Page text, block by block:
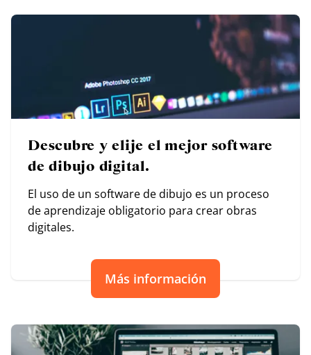
Descubre y elije el mejor software
de dibujo digital.
El uso de un software de dibujo es un proceso
de aprendizaje obligatorio para crear obras
digitales.
Más información